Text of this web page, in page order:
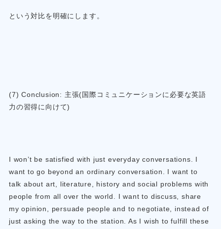
という対比を明確にします。
(7) Conclusion: 主張(国際コミュニケーションに必要な英語
力の習得に向けて)
I won’t be satisfied with just everyday conversations. I
want to go beyond an ordinary conversation. I want to
talk about art, literature, history and social problems with
people from all over the world. I want to discuss, share
my opinion, persuade people and to negotiate, instead of
just asking the way to the station. As I wish to fulfill these